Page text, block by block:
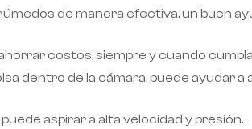
de manera efectiva, un buen
costos, siempre y cuando
dentro de la cámara, puede ayudar a
aspirar a alta velocidad y presión.